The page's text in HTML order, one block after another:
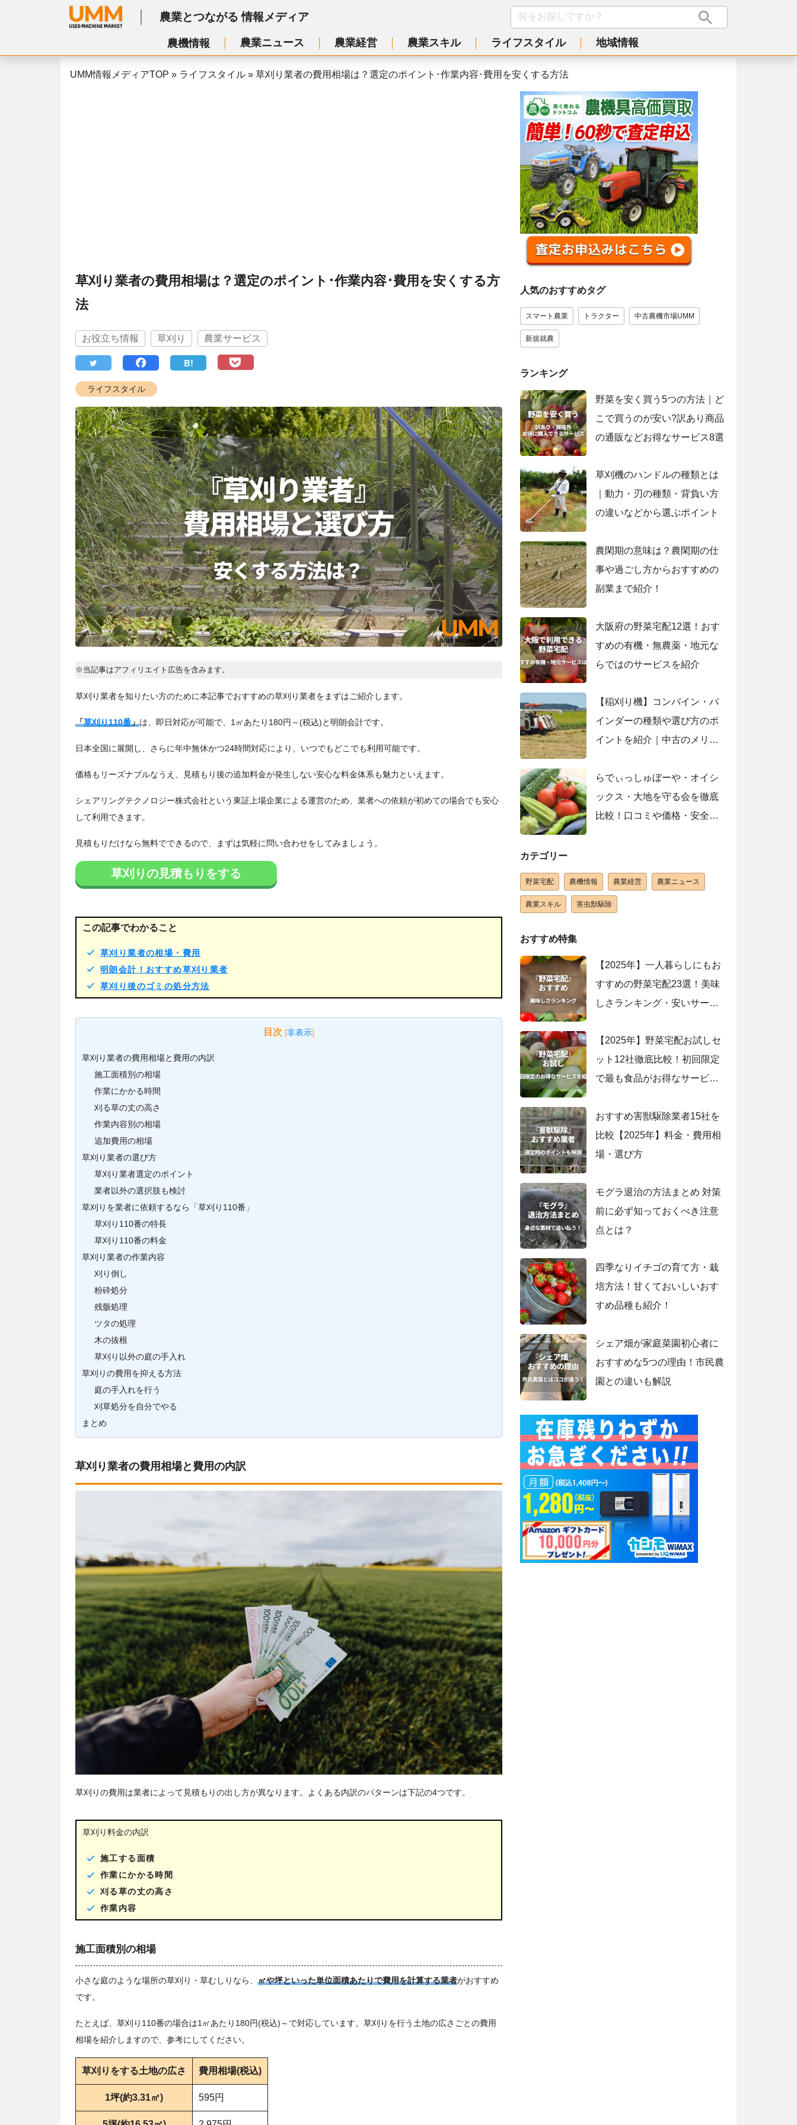
農業とつながる情報メディア
農機情報 農業ニュース 農業経営 農業スキル ライフスタイル 地域情報
UMM情報メディアTOP » ライフスタイル » 草刈り業者の費用相場は？選定のポイント･作業内容･費用を安くする方法
草刈り業者の費用相場は？選定のポイント･作業内容･費用を安くする方
法
お役立ち情報 草刈り 農業サービス
B!
ライフスタイル
※当記事はアフィリエイト広告を含みます。
草刈り業者を知りたい方のために本記事でおすすめの草刈り業者をまずはご紹介します。
「草刈り110番」は、即日対応が可能で、1㎡あたり180円～(税込)と明朗会計です。
日本全国に展開し、さらに年中無休かつ24時間対応により、いつでもどこでも利用可能です。
価格もリーズナブルなうえ、見積もり後の追加料金が発生しない安心な料金体系も魅力といえます。
シェアリングテクノロジー株式会社という東証上場企業による運営のため、業者への依頼が初めての場合でも安心
して利用できます。
見積もりだけなら無料でできるので、まずは気軽に問い合わせをしてみましょう。
草刈りの見積もりをする
この記事でわかること
草刈り業者の相場・費用
明朗会計！おすすめ草刈り業者
草刈り後のゴミの処分方法
目次 [非表示]
草刈り業者の費用相場と費用の内訳
施工面積別の相場
作業にかかる時間
刈る草の丈の高さ
作業内容別の相場
追加費用の相場
草刈り業者の選び方
草刈り業者選定のポイント
業者以外の選択肢も検討
草刈りを業者に依頼するなら「草刈り110番」
草刈り110番の特長
草刈り110番の料金
草刈り業者の作業内容
刈り倒し
粉砕処分
残骸処理
ツタの処理
木の抜根
草刈り以外の庭の手入れ
草刈りの費用を抑える方法
庭の手入れを行う
刈草処分を自分でやる
まとめ
草刈り業者の費用相場と費用の内訳
草刈りの費用は業者によって見積もりの出し方が異なります。よくある内訳のパターンは下記の4つです。
草刈り料金の内訳
施工する面積
作業にかかる時間
刈る草の丈の高さ
作業内容
施工面積別の相場
小さな庭のような場所の草刈り・草むしりなら、 ㎡や坪といった単位面積あたりで費用を計算する業者がおすすめ
です。
たとえば、草刈り110番の場合は1㎡あたり180円(税込)～で対応しています。草刈りを行う土地の広さごとの費用
相場を紹介しますので、参考にしてください。
草刈りをする土地の広さ 費用相場(税込)
1坪(約3.31㎡) 595円
人気のおすすめタグ
スマート農業 トラクター 中古農機市場UMM
新規就農
ランキング
野菜を安く買う5つの方法｜ど
こで買うのが安い?訳あり商品
の通販などお得なサービス8選
草刈機のハンドルの種類とは
｜動力・刃の種類・背負い方
の違いなどから選ぶポイント
農閑期の意味は？農閑期の仕
事や過ごし方からおすすめの
副業まで紹介！
大阪府の野菜宅配12選！おす
すめの有機・無農薬・地元な
らではのサービスを紹介
【稲刈り機】コンバイン・バ
インダーの種類や選び方のポ
イントを紹介｜中古のメリッ
らでぃっしゅぼーや・オイシ
ックス・大地を守る会を徹底
比較！口コミや価格・安全性
カテゴリー
野菜宅配 農機情報 農業経営 農業ニュース
農業スキル 害虫獣駆除
おすすめ特集
【2025年】一人暮らしにもお
すすめの野菜宅配23選！美味
しさランキング・安いサービ
【2025年】野菜宅配お試しセ
ット12社徹底比較！初回限定
で最も食品がお得なサービス
おすすめ害獣駆除業者15社を
比較【2025年】料金・費用相
場・選び方
モグラ退治の方法まとめ 対策
前に必ず知っておくべき注意
点とは？
四季なりイチゴの育て方・栽
培方法！甘くておいしいおす
すめ品種も紹介！
シェア畑が家庭菜園初心者に
おすすめな5つの理由！市民農
園との違いも解説